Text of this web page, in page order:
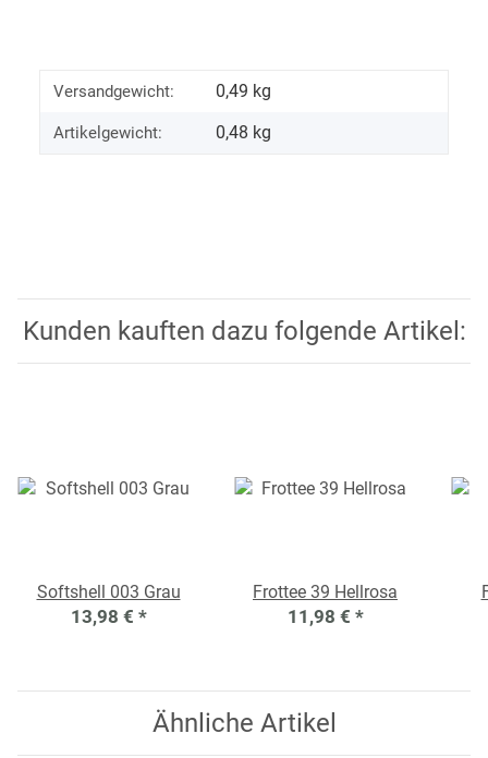
Versandgewicht: 0,49 kg
Artikelgewicht: 0,48 kg
Kunden kauften dazu folgende Artikel:
Softshell 003 Grau
13,98 € *
Frottee 39 Hellrosa
11,98 € *
Ähnliche Artikel